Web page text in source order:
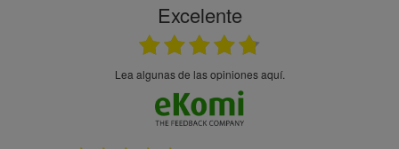
Excelente
Lea algunas de las opiniones aquí.